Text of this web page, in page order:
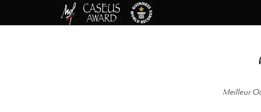
Meilleur